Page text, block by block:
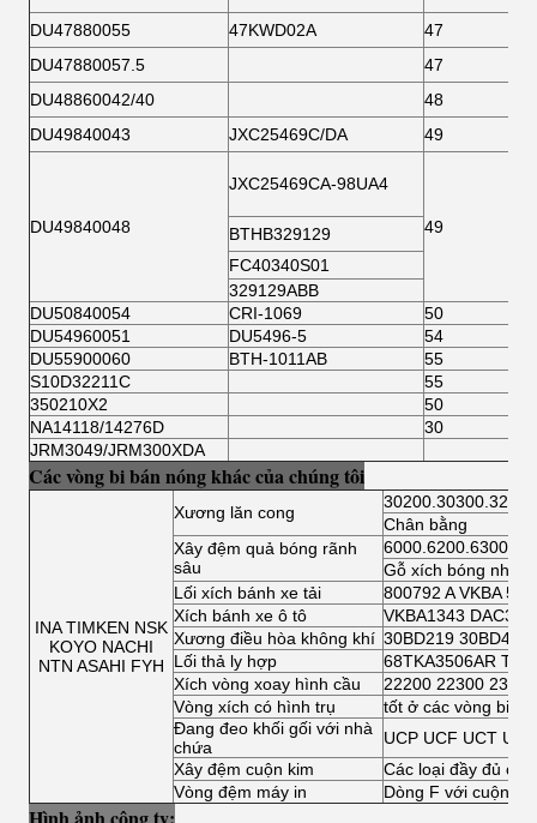
DU47880055 47KWD02A
47
DU47880057.5
47
DU48860042/40
48
DU49840043
JXC25469C/DA 49
DU49840048
JXC25469CA-98UA4
49
BTHB329129
FC40340S01
329129ABB
DU50840054
CRI-1069
50
DU54960051
DU5496-5
54
DU55900060
BTH-1011AB
55
S10D32211C
55
350210X2
50
NA14118/14276D
30
JRM3049/JRM300XDA
Các vòng bi bán nóng khác của chúng tôi
INA TIMKEN NSK
KOYO NACHI
NTN ASAHI FYH
Xương lăn cong
Chân bằng
Xây đệm quả bóng rãnh
sâu
Gỗ xích bóng nhỏ
Lối xích bánh xe tải
800792 A VKBA
Xích bánh xe ô tô
VKBA1343
Xương điều hòa không khí 30BD219 30BD40
Lối thả ly hợp
68TKA3506AR
Xích vòng xoay hình cầu
22200 22300
Vòng xích có hình trụ
tốt ở các vòng bi
Đang đeo khối gối với nhà
chứa
UCP UCF UCT
Xây đệm cuộn kim
Các loại đầy đủ
Vòng đệm máy in
Dòng F với cuộn